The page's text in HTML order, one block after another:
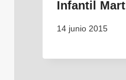
Infantil
14 junio 2015